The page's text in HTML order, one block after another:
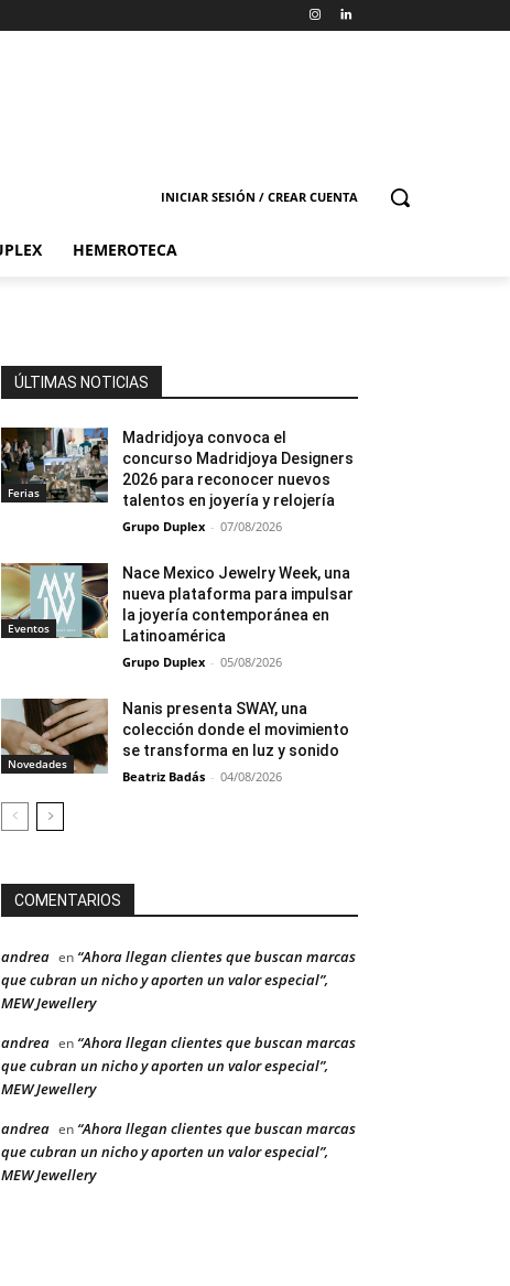
INICIAR SESIÓN / CREAR CUENTA
HEMEROTECA
ÚLTIMAS NOTICIAS
Ferias
Madridjoya convoca el
concurso Madridjoya Designers
2026 para reconocer nuevos
talentos en joyería y relojería
Grupo Duplex - 07/08/2026
Eventos
Nace Mexico Jewelry Week, una
nueva plataforma para impulsar
la joyería contemporánea en
Latinoamérica
Grupo Duplex - 05/08/2026
Novedades
Nanis presenta SWAY, una
colección donde el movimiento
se transforma en luz y sonido
Beatriz Badás - 04/08/2026
COMENTARIOS
andrea en “Ahora llegan clientes que buscan marcas
que cubran un nicho y aporten un valor especial”,
MEW Jewellery
andrea en “Ahora llegan clientes que buscan marcas
que cubran un nicho y aporten un valor especial”,
MEW Jewellery
andrea en “Ahora llegan clientes que buscan marcas
que cubran un nicho y aporten un valor especial”,
MEW Jewellery